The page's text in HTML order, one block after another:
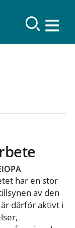
har en stor
av den
därför aktivt i